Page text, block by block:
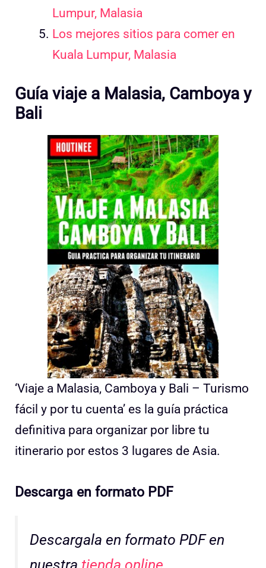
Lumpur, Malasia
Los mejores sitios para comer en
Kuala Lumpur, Malasia
Guía viaje a Malasia, Camboya y
Bali
‘Viaje a Malasia, Camboya y Bali – Turismo
fácil y por tu cuenta’ es la guía práctica
definitiva para organizar por libre tu
itinerario por estos 3 lugares de Asia.
Descarga en formato PDF
Descargala en formato PDF en
nuestra tienda online